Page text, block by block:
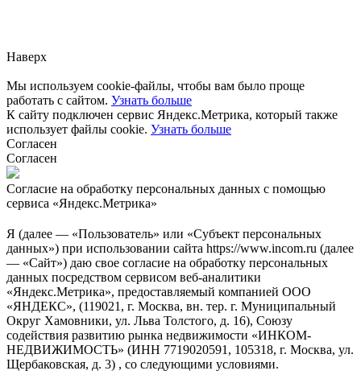
Наверх
Мы используем cookie-файлы, чтобы вам было проще
работать с сайтом. Узнать больше
К сайту подключен сервис Яндекс.Метрика, который также
использует файлы cookie. Узнать больше
Согласен
Согласен
Согласие на обработку персональных данных с помощью
сервиса «Яндекс.Метрика»
Я (далее — «Пользователь» или «Субъект персональных
данных») при использовании сайта https://www.incom.ru (далее
— «Сайт») даю свое согласие на обработку персональных
данных посредством сервисом веб-аналитики
«Яндекс.Метрика», предоставляемый компанией ООО
«ЯНДЕКС», (119021, г. Москва, вн. тер. г. Муниципальный
Округ Хамовники, ул. Льва Толстого, д. 16), Союзу
содействия развитию рынка недвижимости «ИНКОМ-
НЕДВИЖИМОСТЬ» (ИНН 7719020591, 105318, г. Москва, ул.
Щербаковская, д. 3) , со следующими условиями.